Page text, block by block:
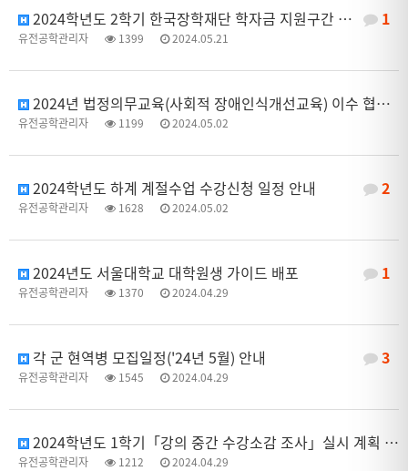
1
2024학년도 2학기 한국장학재단 학자금 지원구간 산정 신청 안내
유전공학관리자 1399 2024.05.21
2024년 법정의무교육(사회적 장애인식개선교육) 이수 협조 안내
유전공학관리자 1199 2024.05.02
2
2024학년도 하계 계절수업 수강신청 일정 안내
유전공학관리자 1628 2024.05.02
1
2024년도 서울대학교 대학원생 가이드 배포
유전공학관리자 1370 2024.04.29
3
각 군 현역병 모집일정('24년 5월) 안내
유전공학관리자 1545 2024.04.29
2024학년도 1학기「강의 중간 수강소감 조사」실시 계획 알림
유전공학관리자 1212 2024.04.29